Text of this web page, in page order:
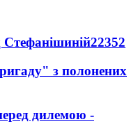
Стефанішиній22352
з полонених
дилемою -